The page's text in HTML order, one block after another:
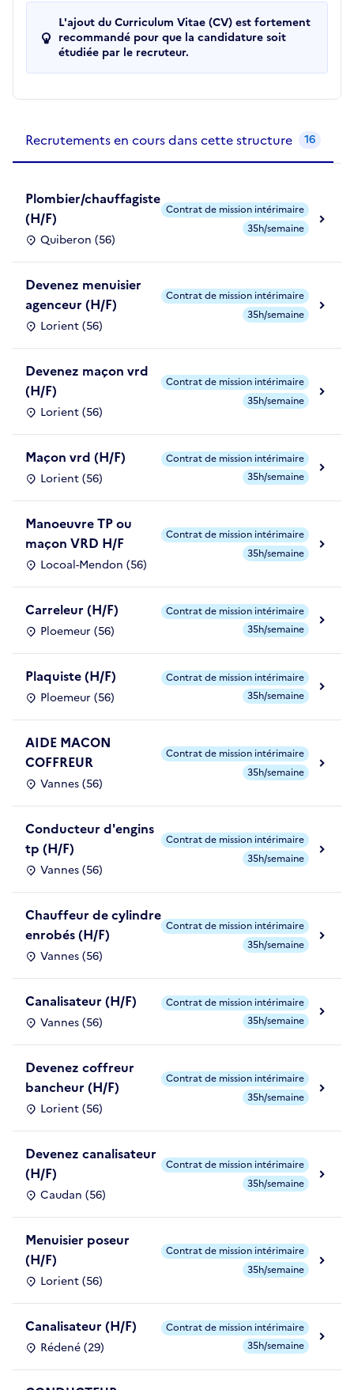
L'ajout du Curriculum Vitae (CV) est fortement
recommandé pour que la candidature soit
étudiée par le recruteur.
Recrutements en cours dans cette structure 16
Plombier/chauffagiste
(H/F)
Quiberon (56)
Contrat de mission intérimaire
35h/semaine
Devenez menuisier
agenceur (H/F)
Lorient (56)
Contrat de mission intérimaire
35h/semaine
Devenez maçon vrd
(H/F)
Lorient (56)
Contrat de mission intérimaire
35h/semaine
Maçon vrd (H/F)
Lorient (56)
Contrat de mission intérimaire
35h/semaine
Manoeuvre TP ou
maçon VRD H/F
Locoal-Mendon (56)
Contrat de mission intérimaire
35h/semaine
Carreleur (H/F)
Ploemeur (56)
Contrat de mission intérimaire
35h/semaine
Plaquiste (H/F)
Ploemeur (56)
Contrat de mission intérimaire
35h/semaine
AIDE MACON
COFFREUR
Vannes (56)
Contrat de mission intérimaire
35h/semaine
Conducteur d'engins
tp (H/F)
Vannes (56)
Contrat de mission intérimaire
35h/semaine
Chauffeur de cylindre
enrobés (H/F)
Vannes (56)
Contrat de mission intérimaire
35h/semaine
Canalisateur (H/F)
Vannes (56)
Contrat de mission intérimaire
35h/semaine
Devenez coffreur
bancheur (H/F)
Lorient (56)
Contrat de mission intérimaire
35h/semaine
Devenez canalisateur
(H/F)
Caudan (56)
Contrat de mission intérimaire
35h/semaine
Menuisier poseur
(H/F)
Lorient (56)
Contrat de mission intérimaire
35h/semaine
Canalisateur (H/F)
Rédené (29)
Contrat de mission intérimaire
35h/semaine